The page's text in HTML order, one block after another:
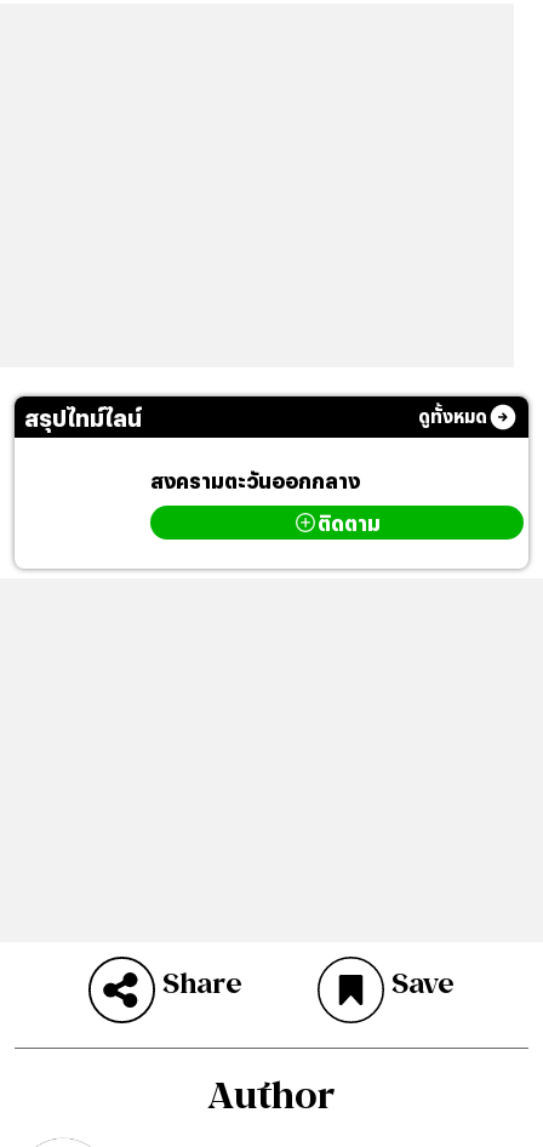
สรุปไทม์ไลน์ ดูทั้งหมด
สงครามตะวันออกกลาง
ติดตาม
Share Save
Author